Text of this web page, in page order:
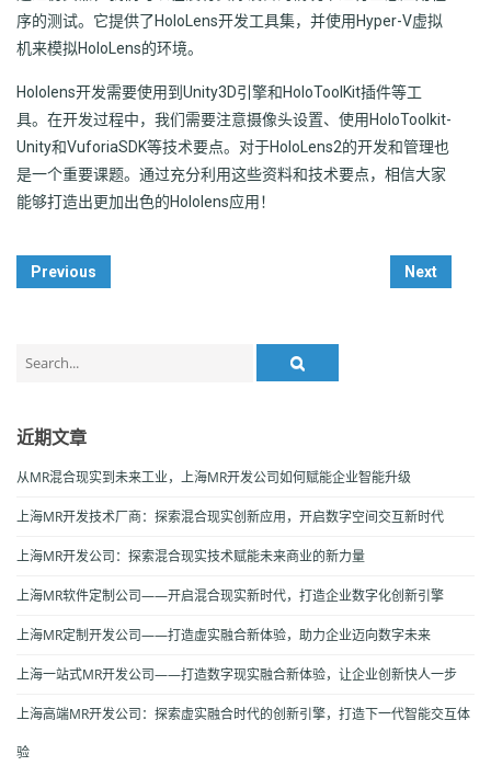
序的测试。它提供了HoloLens开发工具集，并使用Hyper-V虚拟
机来模拟HoloLens的环境。
Hololens开发需要使用到Unity3D引擎和HoloToolKit插件等工
具。在开发过程中，我们需要注意摄像头设置、使用HoloToolkit-
Unity和VuforiaSDK等技术要点。对于HoloLens2的开发和管理也
是一个重要课题。通过充分利用这些资料和技术要点，相信大家
能够打造出更加出色的Hololens应用！
Post
Navigation
Previous Next
for:
近期文章
从MR混合现实到未来工业，上海MR开发公司如何赋能企业智能升级
上海MR开发技术厂商：探索混合现实创新应用，开启数字空间交互新时代
上海MR开发公司：探索混合现实技术赋能未来商业的新力量
上海MR软件定制公司——开启混合现实新时代，打造企业数字化创新引擎
上海MR定制开发公司——打造虚实融合新体验，助力企业迈向数字未来
上海一站式MR开发公司——打造数字现实融合新体验，让企业创新快人一步
上海高端MR开发公司：探索虚实融合时代的创新引擎，打造下一代智能交互体
验